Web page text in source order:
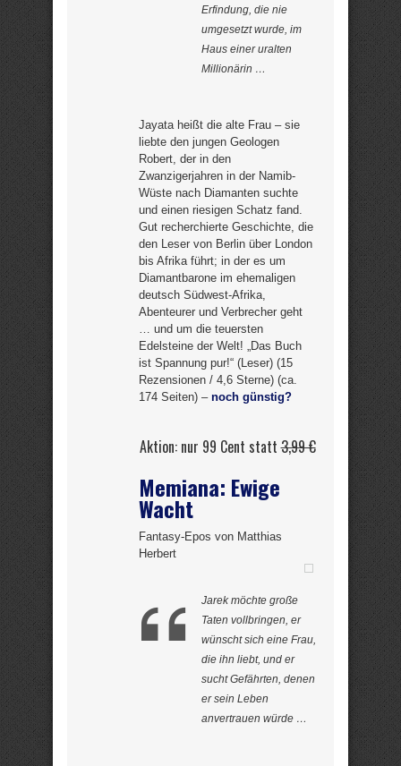
Erfindung, die nie
umgesetzt wurde, im
Haus einer uralten
Millionärin …
Jayata heißt die alte Frau – sie
liebte den jungen Geologen
Robert, der in den
Zwanzigerjahren in der Namib-
Wüste nach Diamanten suchte
und einen riesigen Schatz fand.
Gut recherchierte Geschichte, die
den Leser von Berlin über London
bis Afrika führt; in der es um
Diamantbarone im ehemaligen
deutsch Südwest-Afrika,
Abenteurer und Verbrecher geht
… und um die teuersten
Edelsteine der Welt! „Das Buch
ist Spannung pur!“ (Leser) (15
Rezensionen / 4,6 Sterne) (ca.
174 Seiten) – noch günstig?
Aktion: nur 99 Cent statt3,99 €
Memiana: Ewige
Wacht
Fantasy-Epos von Matthias
Herbert
Jarek möchte große
Taten vollbringen, er
wünscht sich eine Frau,
die ihn liebt, und er
sucht Gefährten, denen
er sein Leben
anvertrauen würde …